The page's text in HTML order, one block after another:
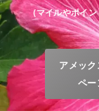
（マイルやポイ
アメッ
ペー